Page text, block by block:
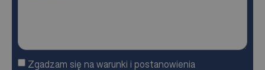
Zgadzam się na warunki i postanowienia